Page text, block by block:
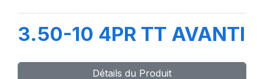
3.50-10 4PR TT AVANTI
Détails du Produit